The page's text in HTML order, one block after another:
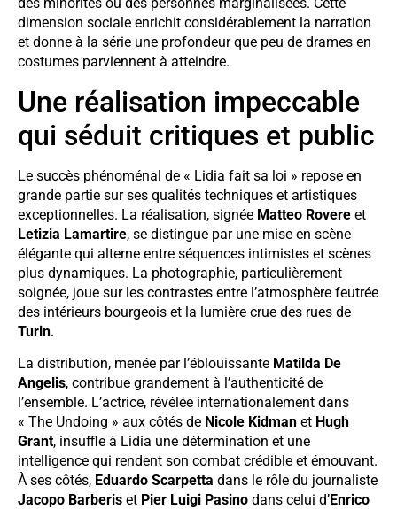
dimension sociale enrichit considérablement la narration
et donne à la série une profondeur que peu de drames en
costumes parviennent à atteindre.
Une réalisation impeccable
qui séduit critiques et public
Le succès phénoménal de « Lidia fait sa loi » repose en
grande partie sur ses qualités techniques et artistiques
exceptionnelles. La réalisation, signée Matteo Rovere et
Letizia Lamartire, se distingue par une mise en scène
élégante qui alterne entre séquences intimistes et scènes
plus dynamiques. La photographie, particulièrement
soignée, joue sur les contrastes entre l’atmosphère feutrée
des intérieurs bourgeois et la lumière crue des rues de
Turin.
La distribution, menée par l’éblouissante Matilda De
Angelis, contribue grandement à l’authenticité de
l’ensemble. L’actrice, révélée internationalement dans
« The Undoing » aux côtés de Nicole Kidman et Hugh
Grant, insuffle à Lidia une détermination et une
intelligence qui rendent son combat crédible et émouvant.
À ses côtés, Eduardo Scarpetta dans le rôle du journaliste
Jacopo Barberis et Pier Luigi Pasino dans celui d’Enrico